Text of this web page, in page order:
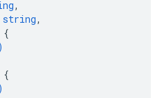
,
string,
{
{